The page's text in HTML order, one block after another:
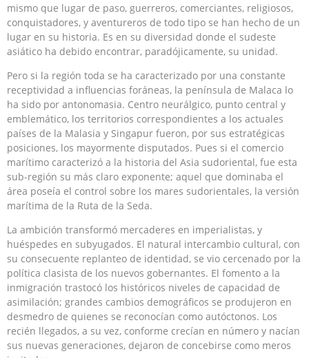
mismo que lugar de paso, guerreros, comerciantes, religiosos,
conquistadores, y aventureros de todo tipo se han hecho de un
lugar en su historia. Es en su diversidad donde el sudeste
asiático ha debido encontrar, paradójicamente, su unidad.
Pero si la región toda se ha caracterizado por una constante
receptividad a influencias foráneas, la península de Malaca lo
ha sido por antonomasia. Centro neurálgico, punto central y
emblemático, los territorios correspondientes a los actuales
países de la Malasia y Singapur fueron, por sus estratégicas
posiciones, los mayormente disputados. Pues si el comercio
marítimo caracterizó a la historia del Asia sudoriental, fue esta
sub-región su más claro exponente; aquel que dominaba el
área poseía el control sobre los mares sudorientales, la versión
marítima de la Ruta de la Seda.
La ambición transformó mercaderes en imperialistas, y
huéspedes en subyugados. El natural intercambio cultural, con
su consecuente replanteo de identidad, se vio cercenado por la
política clasista de los nuevos gobernantes. El fomento a la
inmigración trastocó los históricos niveles de capacidad de
asimilación; grandes cambios demográficos se produjeron en
desmedro de quienes se reconocían como autóctonos. Los
recién llegados, a su vez, conforme crecían en número y nacían
sus nuevas generaciones, dejaron de concebirse como meros